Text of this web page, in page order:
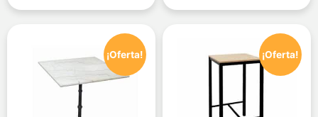
¡Oferta! ¡Oferta!